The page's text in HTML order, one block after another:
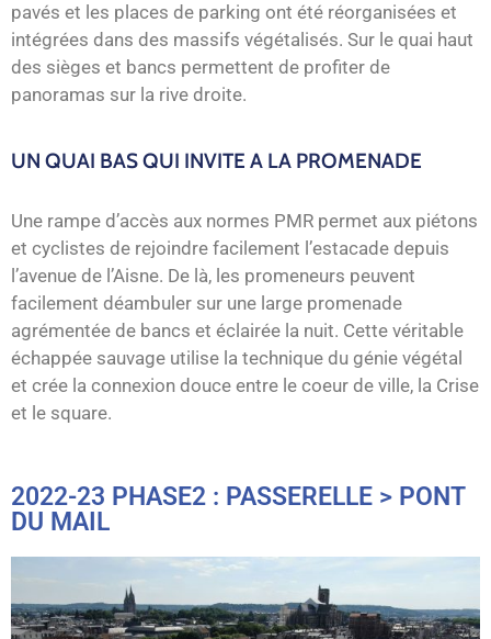
pavés et les places de parking ont été réorganisées et
intégrées dans des massifs végétalisés. Sur le quai haut
des sièges et bancs permettent de profiter de
panoramas sur la rive droite.
UN QUAI BAS QUI INVITE A LA PROMENADE
Une rampe d’accès aux normes PMR permet aux piétons
et cyclistes de rejoindre facilement l’estacade depuis
l’avenue de l’Aisne. De là, les promeneurs peuvent
facilement déambuler sur une large promenade
agrémentée de bancs et éclairée la nuit. Cette véritable
échappée sauvage utilise la technique du génie végétal
et crée la connexion douce entre le coeur de ville, la Crise
et le square.
2022-23 PHASE2 : PASSERELLE > PONT
DU MAIL